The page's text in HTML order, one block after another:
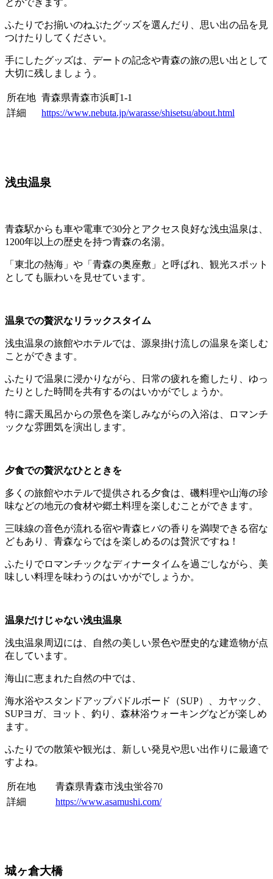
とができます。
ふたりでお揃いのねぶたグッズを選んだり、思い出の品を見
つけたりしてください。
手にしたグッズは、デートの記念や青森の旅の思い出として
大切に残しましょう。
所在地 青森県青森市浜町1-1
詳細
https://www.nebuta.jp/warasse/shisetsu/about.html
浅虫温泉
青森駅からも車や電車で30分とアクセス良好な浅虫温泉は、
1200年以上の歴史を持つ青森の名湯。
「東北の熱海」や「青森の奥座敷」と呼ばれ、観光スポット
としても賑わいを見せています。
温泉での贅沢なリラックスタイム
浅虫温泉の旅館やホテルでは、源泉掛け流しの温泉を楽しむ
ことができます。
ふたりで温泉に浸かりながら、日常の疲れを癒したり、ゆっ
たりとした時間を共有するのはいかがでしょうか。
特に露天風呂からの景色を楽しみながらの入浴は、ロマンチ
ックな雰囲気を演出します。
夕食での贅沢なひとときを
多くの旅館やホテルで提供される夕食は、磯料理や山海の珍
味などの地元の食材や郷土料理を楽しむことができます。
三味線の音色が流れる宿や青森ヒバの香りを満喫できる宿な
どもあり、青森ならではを楽しめるのは贅沢ですね！
ふたりでロマンチックなディナータイムを過ごしながら、美
味しい料理を味わうのはいかがでしょうか。
温泉だけじゃない浅虫温泉
浅虫温泉周辺には、自然の美しい景色や歴史的な建造物が点
在しています。
海山に恵まれた自然の中では、
海水浴やスタンドアップパドルボード（SUP）、カヤック、
SUPヨガ、ヨット、釣り、森林浴ウォーキングなどが楽しめ
ます。
ふたりでの散策や観光は、新しい発見や思い出作りに最適で
すよね。
所在地
青森県青森市浅虫蛍谷70
詳細
https://www.asamushi.com/
城ヶ倉大橋